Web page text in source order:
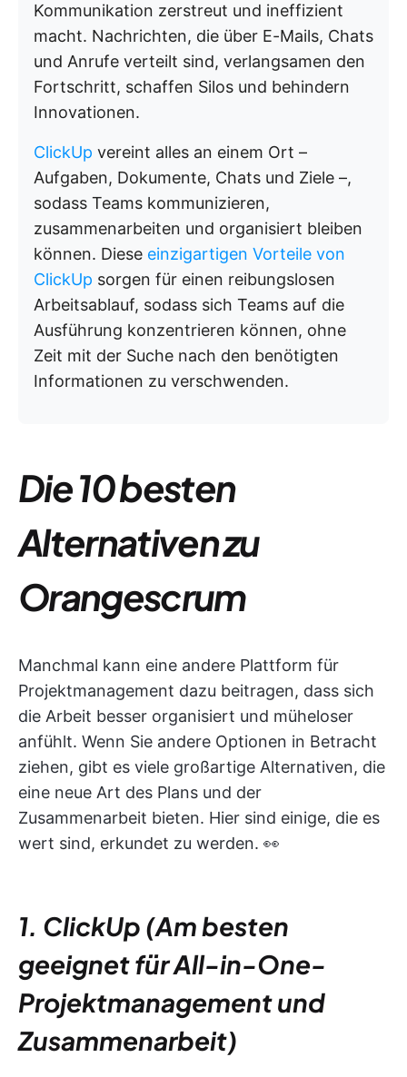
Kommunikation zerstreut und ineffizient
macht. Nachrichten, die über E-Mails, Chats
und Anrufe verteilt sind, verlangsamen den
Fortschritt, schaffen Silos und behindern
Innovationen.
ClickUp vereint alles an einem Ort –
Aufgaben, Dokumente, Chats und Ziele –,
sodass Teams kommunizieren,
zusammenarbeiten und organisiert bleiben
können. Diese einzigartigen Vorteile von
ClickUp sorgen für einen reibungslosen
Arbeitsablauf, sodass sich Teams auf die
Ausführung konzentrieren können, ohne
Zeit mit der Suche nach den benötigten
Informationen zu verschwenden.
Die 10 besten
Alternativen zu
Orangescrum
Manchmal kann eine andere Plattform für
Projektmanagement dazu beitragen, dass sich
die Arbeit besser organisiert und müheloser
anfühlt. Wenn Sie andere Optionen in Betracht
ziehen, gibt es viele großartige Alternativen, die
eine neue Art des Plans und der
Zusammenarbeit bieten. Hier sind einige, die es
wert sind, erkundet zu werden. 👀
1. ClickUp (Am besten
geeignet für All-in-One-
Projektmanagement und
Zusammenarbeit)